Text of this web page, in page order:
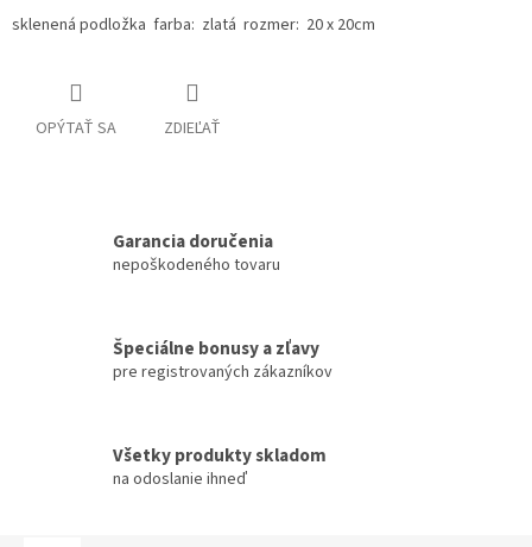
sklenená podložka farba: zlatá rozmer: 20 x 20cm
OPÝTAŤ SA ZDIEĽAŤ
Garancia doručenia
nepoškodeného tovaru
Špeciálne bonusy a zľavy
pre registrovaných zákazníkov
Všetky produkty skladom
na odoslanie ihneď